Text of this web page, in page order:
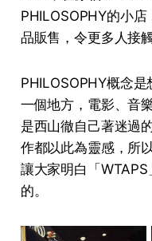
PHILOSOPHY的小
品販售，令更多人接
PHILOSOPHY概念
一個地方，電影、音
是西山徹自己著迷過
作都以此為靈感，所
讓大家明白「
的。